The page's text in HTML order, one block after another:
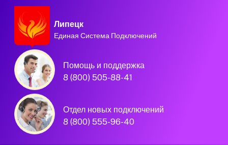
Липецк
Единая Система Подключений
Помощь и поддержка
8 (800) 505-88-41
Отдел новых подключений
8 (800) 555-96-40
Домашний интернет и
телевидение
Билайн в городе
Липецк